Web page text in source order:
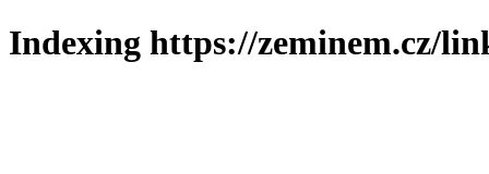
Indexing https://zeminem.cz/